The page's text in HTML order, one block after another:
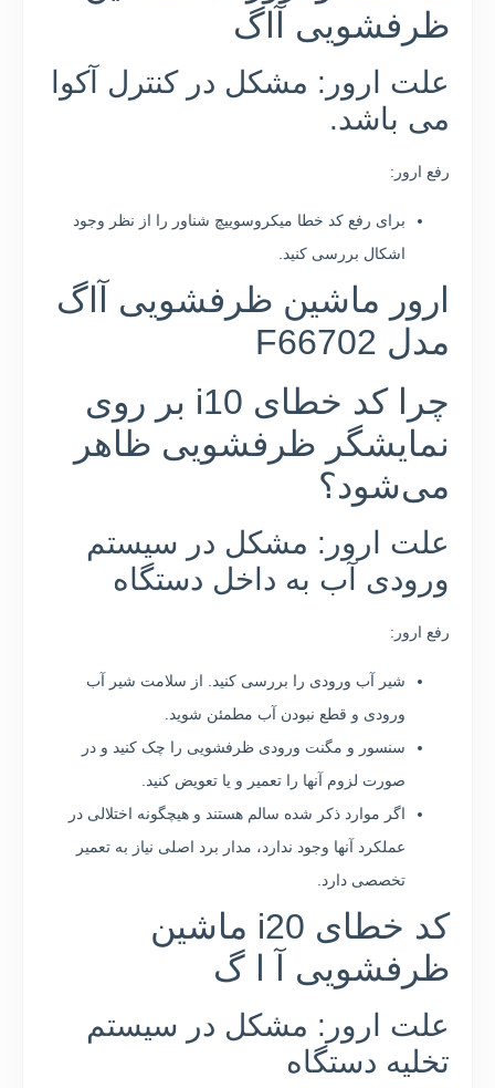
ظرفشویی آاگ
علت ارور: مشکل در کنترل آکوا
می باشد.
رفع ارور:
برای رفع کد خطا میکروسوییچ شناور را از نظر وجود
اشکال بررسی کنید.
ارور ماشین ظرفشویی آاگ
مدل F66702
چرا کد خطای i10 بر روی
نمایشگر ظرفشویی ظاهر
می‌شود؟
علت ارور: مشکل در سیستم
ورودی آب به داخل دستگاه
رفع ارور:
شیر آب ورودی را بررسی کنید. از سلامت شیر آب
ورودی و قطع نبودن آب مطمئن شوید.
سنسور و مگنت ورودی ظرفشویی را چک کنید و در
صورت لزوم آنها را تعمیر و یا تعویض کنید.
اگر موارد ذکر شده سالم هستند و هیچگونه اختلالی در
عملکرد آنها وجود ندارد، مدار برد اصلی نیاز به تعمیر
تخصصی دارد.
کد خطای i20 ماشین
ظرفشویی آ ا گ
علت ارور: مشکل در سیستم
تخلیه دستگاه